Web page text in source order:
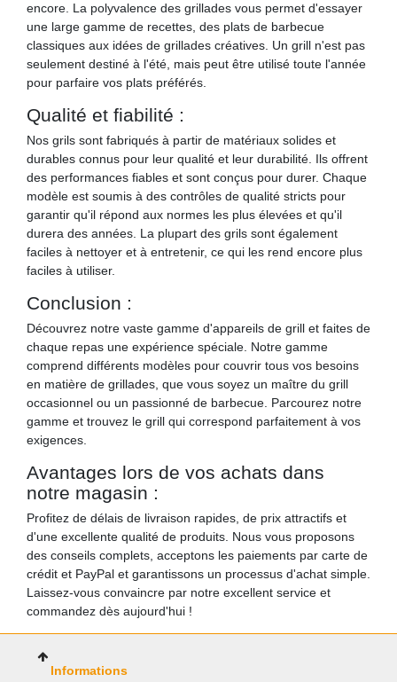
encore. La polyvalence des grillades vous permet d'essayer
une large gamme de recettes, des plats de barbecue
classiques aux idées de grillades créatives. Un grill n'est pas
seulement destiné à l'été, mais peut être utilisé toute l'année
pour parfaire vos plats préférés.
Qualité et fiabilité :
Nos grils sont fabriqués à partir de matériaux solides et
durables connus pour leur qualité et leur durabilité. Ils offrent
des performances fiables et sont conçus pour durer. Chaque
modèle est soumis à des contrôles de qualité stricts pour
garantir qu'il répond aux normes les plus élevées et qu'il
durera des années. La plupart des grils sont également
faciles à nettoyer et à entretenir, ce qui les rend encore plus
faciles à utiliser.
Conclusion :
Découvrez notre vaste gamme d'appareils de grill et faites de
chaque repas une expérience spéciale. Notre gamme
comprend différents modèles pour couvrir tous vos besoins
en matière de grillades, que vous soyez un maître du grill
occasionnel ou un passionné de barbecue. Parcourez notre
gamme et trouvez le grill qui correspond parfaitement à vos
exigences.
Avantages lors de vos achats dans
notre magasin :
Profitez de délais de livraison rapides, de prix attractifs et
d'une excellente qualité de produits. Nous vous proposons
des conseils complets, acceptons les paiements par carte de
crédit et PayPal et garantissons un processus d'achat simple.
Laissez-vous convaincre par notre excellent service et
commandez dès aujourd'hui !
Informations